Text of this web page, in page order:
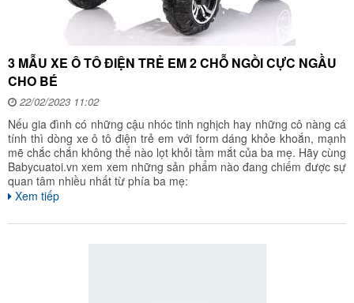
3 MẪU XE Ô TÔ ĐIỆN TRẺ EM 2 CHỖ NGỒI CỰC NGẦU
CHO BÉ
22/02/2023 11:02
Nếu gia đình có những cậu nhóc tinh nghịch hay những cô nàng cá
tính thì dòng xe ô tô điện trẻ em với form dáng khỏe khoắn, mạnh
mẽ chắc chắn không thể nào lọt khỏi tầm mắt của ba mẹ. Hãy cùng
Babycuatoi.vn xem xem những sản phẩm nào đang chiếm được sự
quan tâm nhiều nhất từ phía ba mẹ:
Xem tiếp